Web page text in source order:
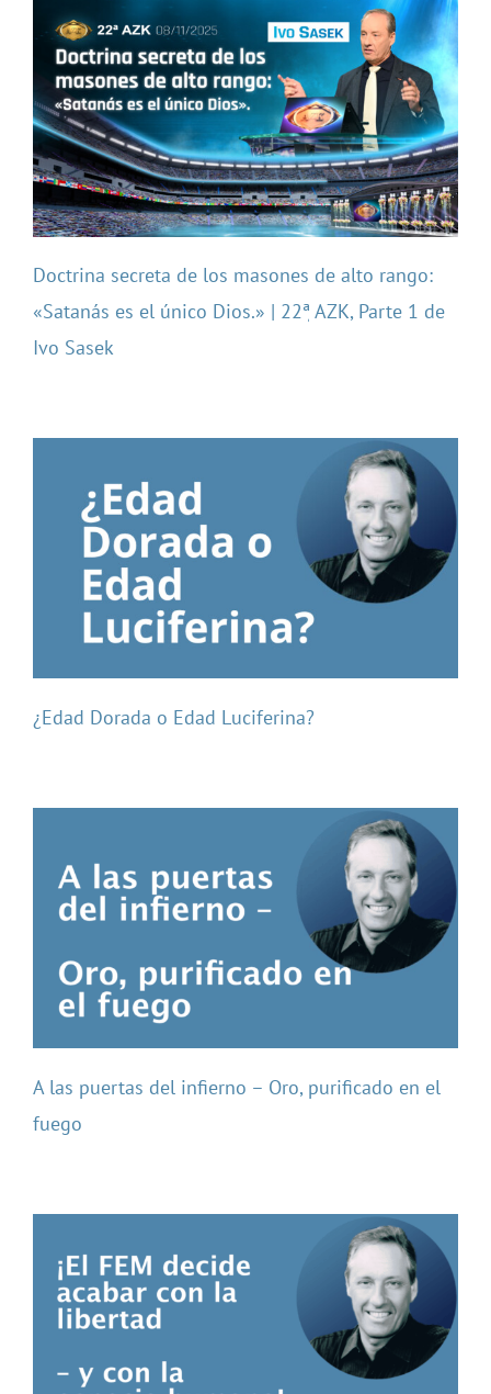
Doctrina secreta de los masones de alto rango:
«Satanás es el único Dios.» | 22ٖª AZK, Parte 1 de
Ivo Sasek
¿Edad Dorada o Edad Luciferina?
A las puertas del infierno – Oro, purificado en el
fuego